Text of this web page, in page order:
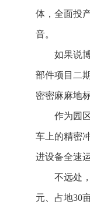
体，全面投
音。
如果说
部件项目二
密密麻麻地
作为园
车上的精密
进设备全速
不远处
元、占地30